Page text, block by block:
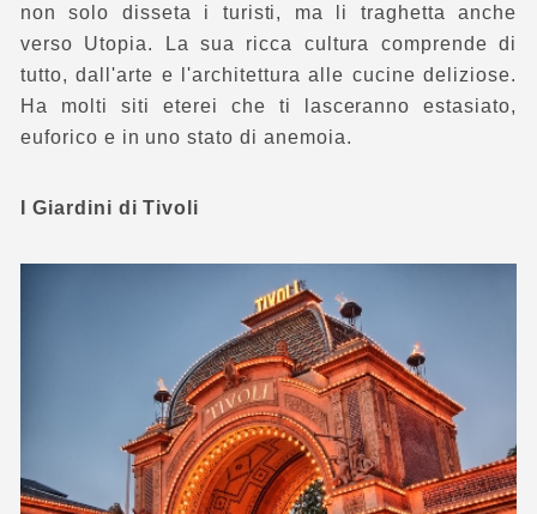
non solo disseta i turisti, ma li traghetta anche
verso Utopia. La sua ricca cultura comprende di
tutto, dall'arte e l'architettura alle cucine deliziose.
Ha molti siti eterei che ti lasceranno estasiato,
euforico e in uno stato di anemoia.
I Giardini di Tivoli